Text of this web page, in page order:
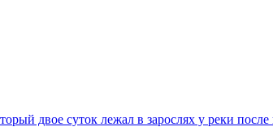
двое суток лежал в зарослях у реки после